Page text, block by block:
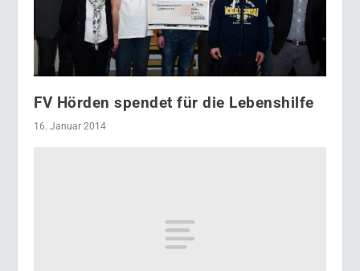
FV Hörden spendet für die Lebenshilfe
16. Januar 2014